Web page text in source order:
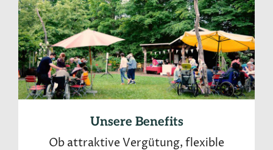
Unsere Benefits
Ob attraktive Vergütung, flexible